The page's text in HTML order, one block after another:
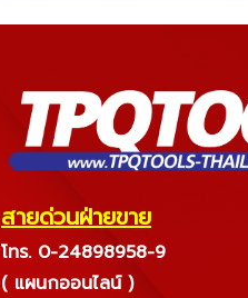
สายด่วนฝ่ายขาย
โทร. 0-24898958-9
( แผนกออนไลน์ )